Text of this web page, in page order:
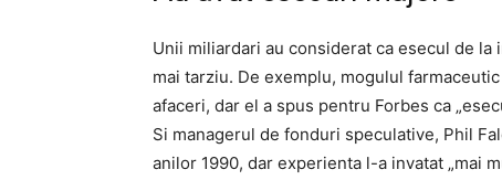
Unii miliardari au considerat ca esecul de
mai tarziu. De exemplu, mogulul
afaceri, dar el a spus pentru Forbes ca
Si managerul de fonduri speculative, Phil
anilor 1990, dar experienta l-a invatat „mai